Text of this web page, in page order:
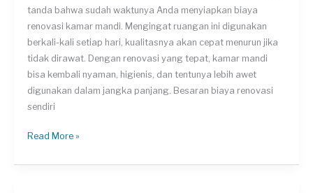
tanda bahwa sudah waktunya Anda menyiapkan biaya
renovasi kamar mandi. Mengingat ruangan ini digunakan
berkali-kali setiap hari, kualitasnya akan cepat menurun jika
tidak dirawat. Dengan renovasi yang tepat, kamar mandi
bisa kembali nyaman, higienis, dan tentunya lebih awet
digunakan dalam jangka panjang. Besaran biaya renovasi
sendiri
Inspirasi
Biaya
Read More »